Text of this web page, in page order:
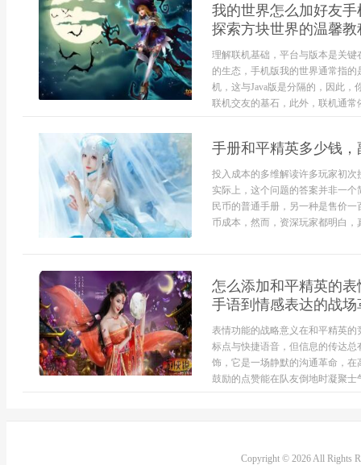
我的世界怎么加好友
探索方块世界的温馨教
理解联机基础，平台与版本是关
的生态，手机版我的世界通常指
机，这与Java版是分隔的，因此
联机交友的基石，此外，联机通
手册和平精英多少钱
投入成本的多维解读许多玩家初
实际上，这个问题的答案并非一
民币的普通手册，另一种是售价
币成本，然而，资深玩家都明白
怎么添加和平精英的
手语到情感表达的战场
表情功能的战略意义在和平精英
标点与快捷语音，但信息的传达
饰，它是一场静默的沟通革命，
鼓励的点赞能在队友倒地时凝聚
Copyright © 2026 All Rights